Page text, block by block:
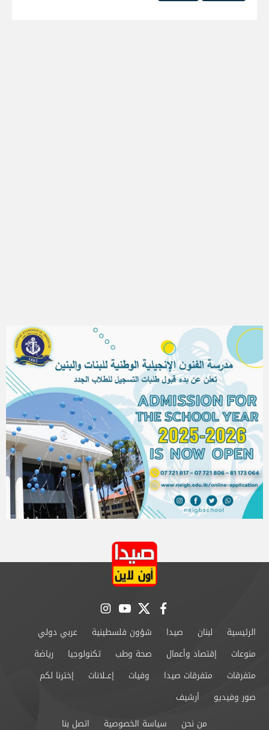
facebook
twitter
youtube
instagram
الرئيسية لبنان صيدا شؤون فلسطينية
عربي دولي
منوعات
إقتصاد وأعمال صحة وطب تكنولوجيا
رياضة
متفرقات
متفرقات صيدا وفيات إعــلانات
إخترنا لكم
صور وفيديو
أرشيف
من نحن
سياسة الخصوصية اتصل بنا